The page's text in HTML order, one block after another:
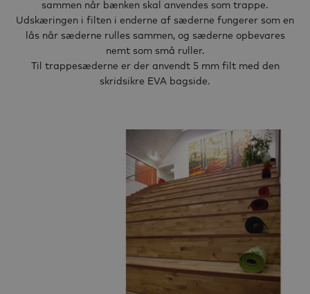
sammen når bænken skal anvendes som trappe.
Udskæringen i filten i enderne af sæderne fungerer som en
lås når sæderne rulles sammen, og sæderne opbevares
nemt som små ruller.
Til trappesæderne er der anvendt 5 mm filt med den
skridsikre EVA bagside.